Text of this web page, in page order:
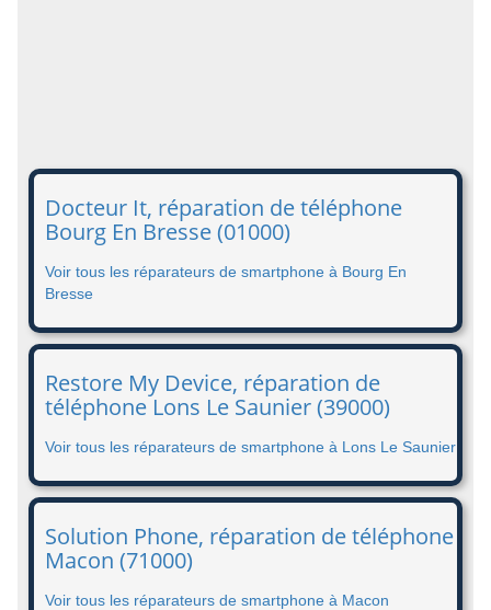
Docteur It, réparation de téléphone
Bourg En Bresse (01000)
Voir tous les réparateurs de smartphone à Bourg En
Bresse
Restore My Device, réparation de
téléphone Lons Le Saunier (39000)
Voir tous les réparateurs de smartphone à Lons Le Saunier
Solution Phone, réparation de téléphone
Macon (71000)
Voir tous les réparateurs de smartphone à Macon